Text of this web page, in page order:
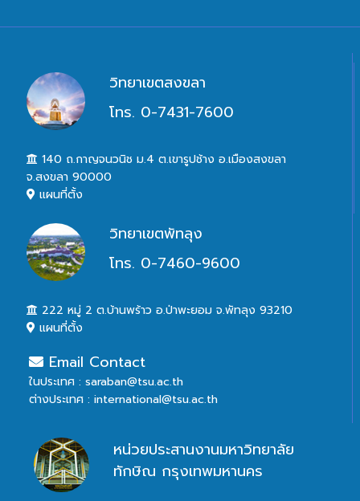
วิทยาเขตสงขลา
โทร. 0-7431-7600
140 ถ.กาญจนวนิช ม.4 ต.เขารูปช้าง อ.เมืองสงขลา
จ.สงขลา 90000
แผนที่ตั้ง
วิทยาเขตพัทลุง
โทร. 0-7460-9600
222 หมู่ 2 ต.บ้านพร้าว อ.ป่าพะยอม จ.พัทลุง 93210
แผนที่ตั้ง
Email Contact
ในประเทศ : saraban@tsu.ac.th
ต่างประเทศ : international@tsu.ac.th
หน่วยประสานงานมหาวิทยาลัย
ทักษิณ กรุงเทพมหานคร